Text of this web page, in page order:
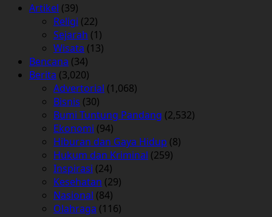
Artikel (39)
Religi (22)
Sejarah (1)
Wisata (13)
Bencana (34)
Berita (3,020)
Advertorial (1,068)
Bisnis (30)
Bumi Tuntung Pandang (2,532)
Ekonomi (94)
Hiburan dan Gaya Hidup (8)
Hukum dan Kriminal (259)
Inspirasi (24)
Kesehatan (29)
Nasional (84)
Olahraga (116)